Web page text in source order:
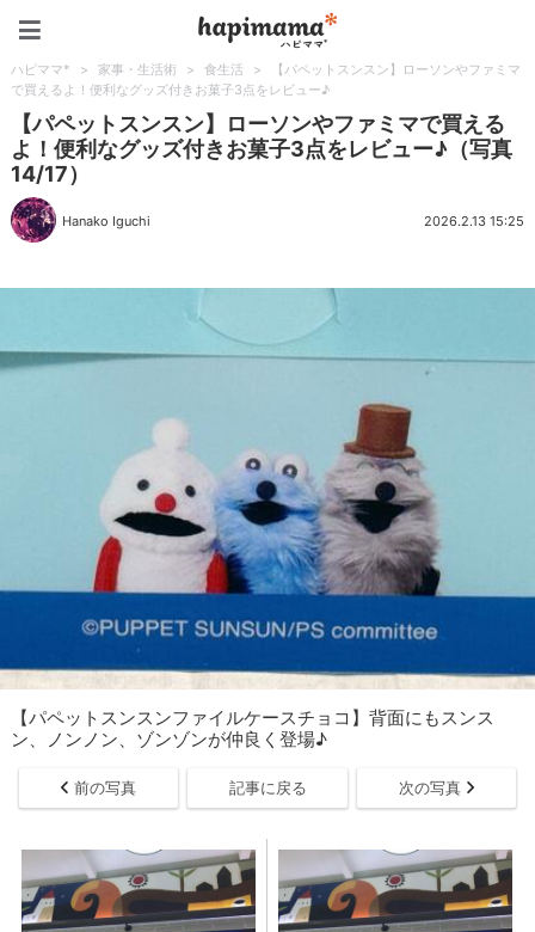
ハピママ* > 家事・生活術 > 食生活 >
【パペットスンスン】ローソンやファミマ
で買えるよ！便利なグッズ付きお菓子3点をレビュー♪
【パペットスンスン】ローソンやファミマで買える
よ！便利なグッズ付きお菓子3点をレビュー♪（写真
14/17）
Hanako Iguchi 2026.2.13 15:25
【パペットスンスンファイルケースチョコ】背面にもスンス
ン、ノンノン、ゾンゾンが仲良く登場♪
前の写真 記事に戻る 次の写真